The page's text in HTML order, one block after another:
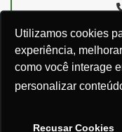
Utilizamos cookies
experiência,
como você interage
personalizar
Recusar Cookies
Para otimizar sua
política de cookies e para